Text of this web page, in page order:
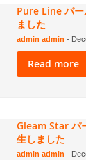
Pure Line パー
ました
admin admin-
Read more
Gleam Star パ
生しました
admin admin-